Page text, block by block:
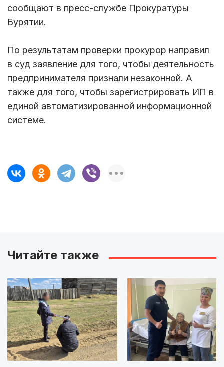
сообщают в пресс-службе Прокуратуры
Бурятии.
По результатам проверки прокурор направил
в суд заявление для того, чтобы деятельность
предпринимателя признали незаконной. А
также для того, чтобы зарегистрировать ИП в
единой автоматизированной информационной
системе.
Читайте также